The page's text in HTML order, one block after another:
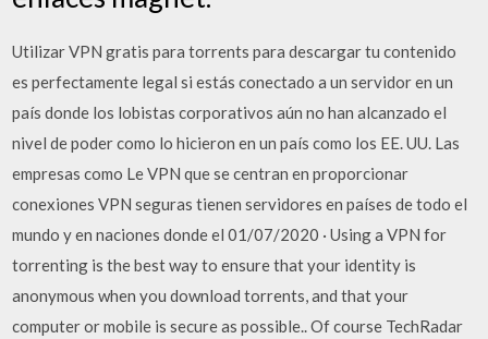
Utilizar VPN gratis para torrents para descargar tu contenido
es perfectamente legal si estás conectado a un servidor en un
país donde los lobistas corporativos aún no han alcanzado el
nivel de poder como lo hicieron en un país como los EE. UU. Las
empresas como Le VPN que se centran en proporcionar
conexiones VPN seguras tienen servidores en países de todo el
mundo y en naciones donde el 01/07/2020 · Using a VPN for
torrenting is the best way to ensure that your identity is
anonymous when you download torrents, and that your
computer or mobile is secure as possible.. Of course TechRadar